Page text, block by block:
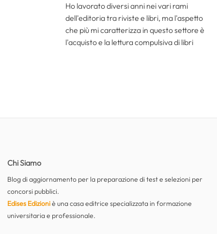
Ho lavorato diversi anni nei vari rami
dell'editoria tra riviste e libri, ma l'aspetto
che più mi caratterizza in questo settore è
l'acquisto e la lettura compulsiva di libri
Chi Siamo
Blog di aggiornamento per la preparazione di test e selezioni per
concorsi pubblici.
Edises Edizioniè una casa editrice specializzata in formazione
universitaria e professionale.